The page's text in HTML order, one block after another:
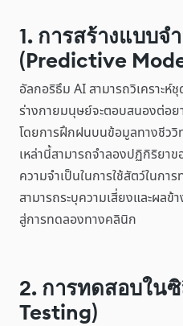
1. การสร้างแบบจ
(Predictive
อัลกอริธึม AI สามารถวิเคราะ
ร่างกายมนุษย์จะตอบสนองต่อย
โดยการฝึกฝนบนข้อมูลทางชีว
เหล่านี้สามารถจำลองปฏิกิริยา
ความจำเป็นในการใช้สัตว์ในก
สามารถระบุความเสี่ยงและผลข้
สู่การทดลองทางคลินิก
2. การทดสอบใน
Testing)